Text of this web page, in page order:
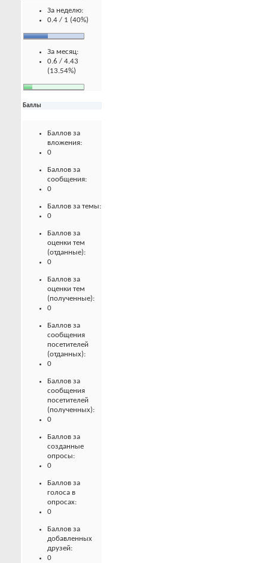
За неделю:
0.4 / 1 (40%)
За месяц:
0.6 / 4.43
(13.54%)
Баллы
Баллов за
вложения:
0
Баллов за
сообщения:
0
Баллов за темы:
0
Баллов за
оценки тем
(отданные):
0
Баллов за
оценки тем
(полученные):
0
Баллов за
сообщения
посетителей
(отданных):
0
Баллов за
сообщения
посетителей
(полученных):
0
Баллов за
созданные
опросы:
0
Баллов за
голоса в
опросах:
0
Баллов за
добавленных
друзей:
0